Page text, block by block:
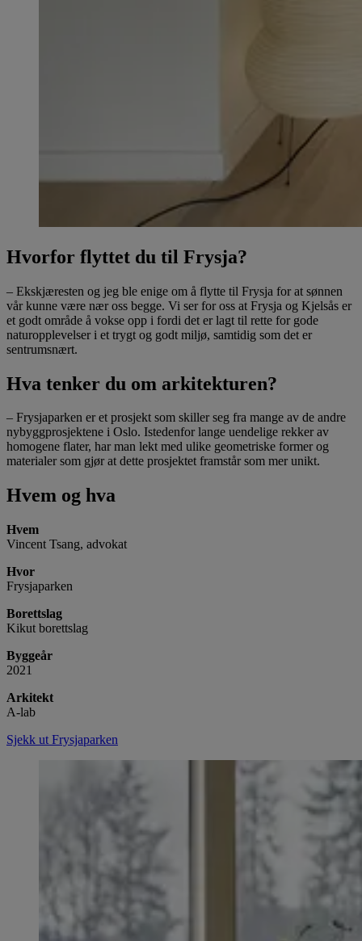
Hvorfor flyttet du til Frysja?
– Ekskjæresten og jeg ble enige om å flytte til Frysja for at sønnen
vår kunne være nær oss begge. Vi ser for oss at Frysja og Kjelsås er
et godt område å vokse opp i fordi det er lagt til rette for gode
naturopplevelser i et trygt og godt miljø, samtidig som det er
sentrumsnært.
Hva tenker du om arkitekturen?
– Frysjaparken er et prosjekt som skiller seg fra mange av de andre
nybyggprosjektene i Oslo. Istedenfor lange uendelige rekker av
homogene flater, har man lekt med ulike geometriske former og
materialer som gjør at dette prosjektet framstår som mer unikt.
Hvem og hva
Hvem
Vincent Tsang, advokat
Hvor
Frysjaparken
Borettslag
Kikut borettslag
Byggeår
2021
Arkitekt
A-lab
Sjekk ut Frysjaparken